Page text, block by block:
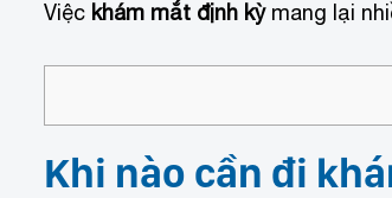
Việc khám mắt định kỳmang lại
Khi nào cần đi